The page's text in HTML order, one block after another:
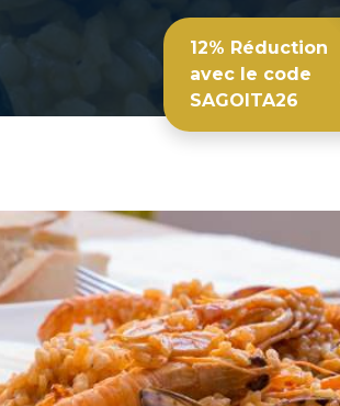
12% Réduction
avec le code
SAGOITA26